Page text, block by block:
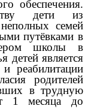
обеспечения.
дети из
семей
путёвками в
школы в
детей является
реабилитации
родителей
в трудную
1 месяца до